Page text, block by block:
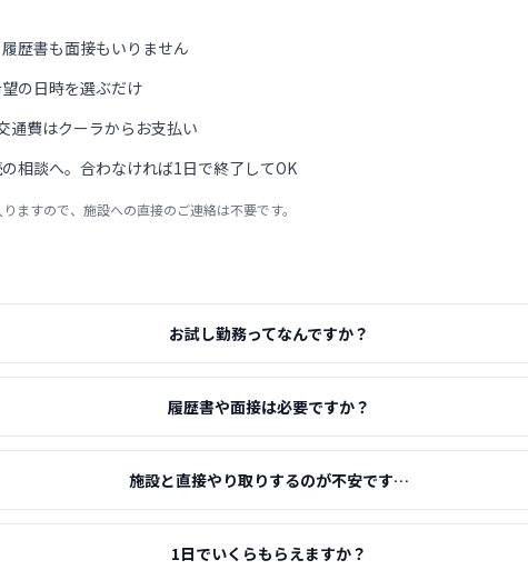
歴書も面接もいりません
の日時を選ぶだけ
通費はクーラからお支払い
相談へ。合わなければ1日で終了してOK
ますので、施設への直接のご連絡は不要です。
お試し勤務ってなんですか？
履歴書や面接は必要ですか？
施設と直接やり取りするのが不安です…
1日でいくらもらえますか？